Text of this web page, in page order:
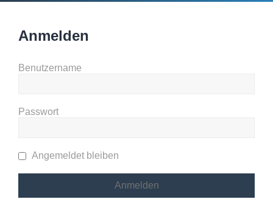
Anmelden
Benutzername
Passwort
Angemeldet bleiben